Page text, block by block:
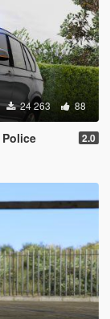
24 263 88
Police 2.0